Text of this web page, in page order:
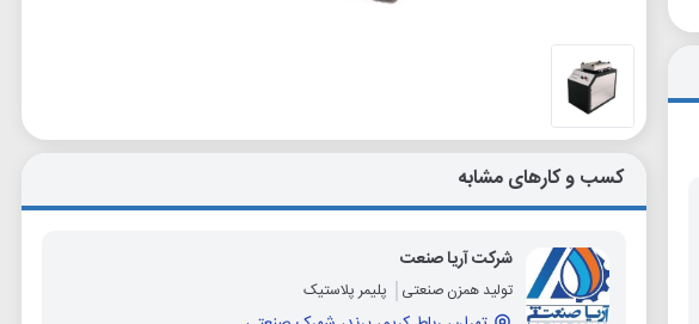
کسب و کارهای مشابه
شرکت آریا صنعت
تولید همزن صنعتی پلیمر پلاستیک